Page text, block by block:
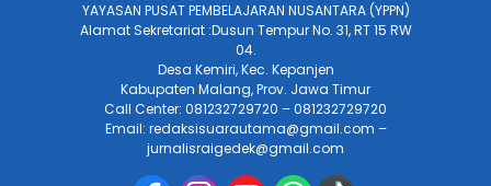
YAYASAN PUSAT PEMBELAJARAN NUSANTARA (YPPN)
Alamat Sekretariat :Dusun Tempur No. 31, RT 15 RW
04.
Desa Kemiri, Kec. Kepanjen
Kabupaten Malang, Prov. Jawa Timur
Call Center: 081232729720 – 081232729720
Email: redaksisuarautama@gmail.com –
jurnalisraigedek@gmail.com